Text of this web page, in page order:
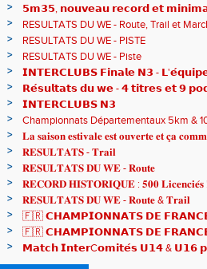
>
𝟱𝗺𝟯𝟱, 𝗻𝗼𝘂𝘃𝗲𝗮𝘂 𝗿𝗲𝗰𝗼𝗿𝗱 𝗲𝘁
𝗖𝗵𝗮𝗺𝗽𝗶𝗼𝗻𝗻𝗮𝘁𝘀 𝗱𝘂 𝗠𝗼𝗻𝗱𝗲 𝗨𝟮𝟬
>
RESULTATS DU WE - Route, Trail et
>
RESULTATS DU WE - PISTE
>
RESULTATS DU WE - Piste
>
𝗜𝗡𝗧𝗘𝗥𝗖𝗟𝗨𝗕𝗦 𝗙𝗶𝗻𝗮𝗹𝗲 𝗡𝟯 -
𝟯𝟮𝟰𝟮𝟳𝗽𝘁𝘀
>
𝗥𝗲́𝘀𝘂𝗹𝘁𝗮𝘁𝘀 𝗱𝘂 𝘄𝗲 - 𝟰 𝘁𝗶𝘁𝗿𝗲𝘀 𝗲𝘁 𝟵
>
𝗜𝗡𝗧𝗘𝗥𝗖𝗟𝗨𝗕𝗦 𝗡𝟯
>
Championnats Départementaux 5km &
de bronze et un max de plaisir pour tous !
>
𝐋𝐚 𝐬𝐚𝐢𝐬𝐨𝐧 𝐞𝐬𝐭𝐢𝐯𝐚𝐥𝐞 𝐞𝐬𝐭 𝐨𝐮𝐯𝐞𝐫𝐭𝐞 𝐞𝐭 𝐜̧𝐚
>
𝐑𝐄𝐒𝐔𝐋𝐓𝐀𝐓𝐒 - 𝐓𝐫𝐚𝐢𝐥
>
𝐑𝐄𝐒𝐔𝐋𝐓𝐀𝐓𝐒 𝐃𝐔 𝐖𝐄 - 𝐑𝐨𝐮𝐭𝐞
>
𝐑𝐄𝐂𝐎𝐑𝐃 𝐇𝐈𝐒𝐓𝐎𝐑𝐈𝐐𝐔𝐄 : 𝟓𝟎𝟎 𝐋𝐢𝐜𝐞𝐧𝐜𝐢𝐞́𝐬
>
𝐑𝐄𝐒𝐔𝐋𝐓𝐀𝐓𝐒 𝐃𝐔 𝐖𝐄 - 𝐑𝐨𝐮𝐭𝐞 & 𝐓𝐫𝐚𝐢𝐥
>
🇫🇷 𝗖𝗛𝗔𝗠𝗣𝗜𝗢𝗡𝗡𝗔𝗧𝗦 𝗗𝗘 𝗙𝗥𝗔𝗡𝗖𝗘
résultats
>
🇫🇷 𝗖𝗛𝗔𝗠𝗣𝗜𝗢𝗡𝗡𝗔𝗧𝗦 𝗗𝗘 𝗙𝗥𝗔𝗡𝗖𝗘
𝒕𝒓𝒂𝒊𝒍𝒆𝒖𝒓𝒔 𝒓𝒂𝒎𝒆̀𝒏𝒆𝒏𝒕 4 𝒎𝒆́𝒅𝒂𝒊𝒍𝒍𝒆𝒔 !
>
𝗠𝗮𝘁𝗰𝗵 𝗜𝗻𝘁𝗲𝗿C𝗼𝗺𝗶𝘁𝗲́𝘀 𝗨𝟭𝟰 & 𝗨𝟭𝟲